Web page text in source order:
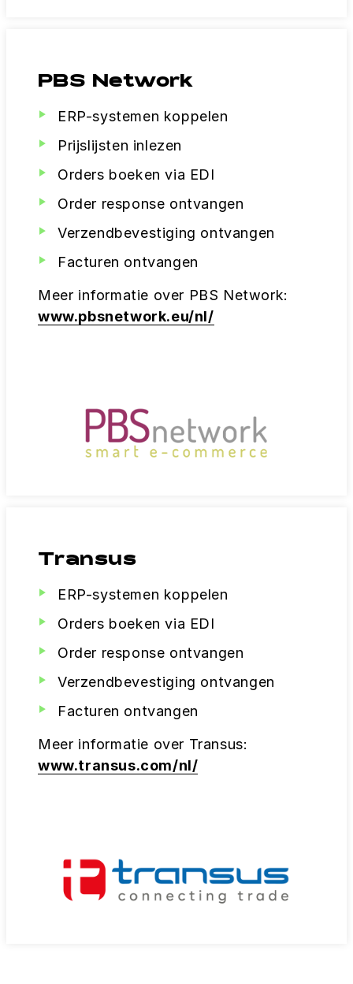
PBS Network
ERP-systemen koppelen
Prijslijsten inlezen
Orders boeken via EDI
Order response ontvangen
Verzendbevestiging ontvangen
Facturen ontvangen
Meer informatie over PBS Network:
www.pbsnetwork.eu/nl/
Transus
ERP-systemen koppelen
Orders boeken via EDI
Order response ontvangen
Verzendbevestiging ontvangen
Facturen ontvangen
Meer informatie over Transus:
www.transus.com/nl/